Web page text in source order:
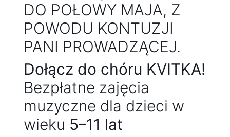
DO POŁOWY MAJA, Z
POWODU KONTUZJI
PANI PROWADZĄCEJ.
Dołącz do chóru KVITKA!
Bezpłatne zajęcia
muzyczne dla dzieci w
wieku 5–11 lat